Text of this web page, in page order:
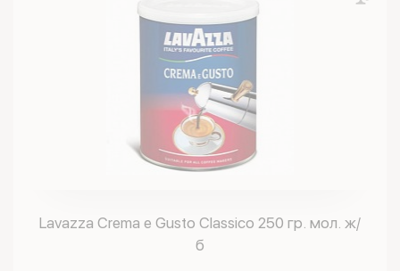
Lavazza Crema e Gusto Classico 250 гр. мол. ж/
б